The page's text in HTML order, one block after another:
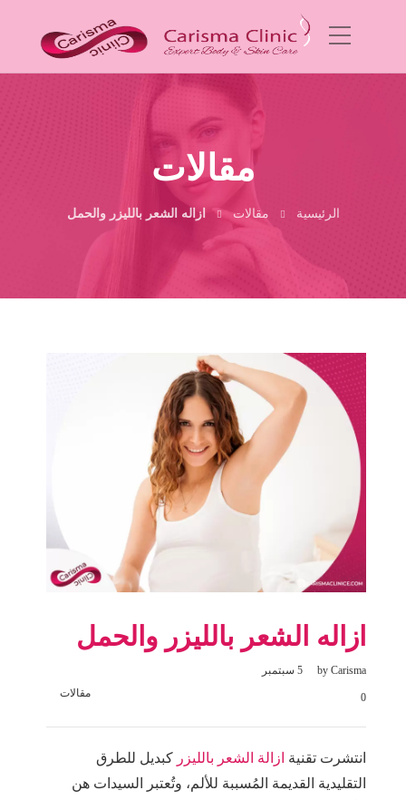
مقالات
الرئيسية مقالات ازاله الشعر بالليزر والحمل
ازاله الشعر بالليزر والحمل
by Carisma
5 سبتمبر
مقالات
0
انتشرت تقنية ازالة الشعر بالليزر كبديل للطرق
التقليدية القديمة المُسببة للألم، وتُعتبر السيدات هن